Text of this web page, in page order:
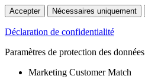
Accepter Nécessaires uniquement
Déclaration de confidentialité
Paramètres de protection des
Marketing Customer Match